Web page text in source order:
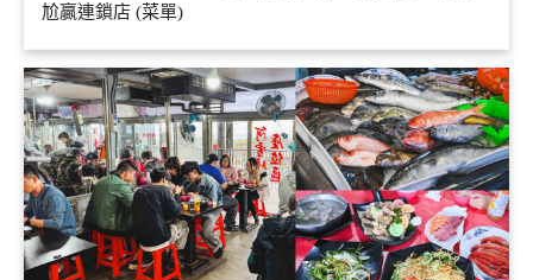
尬贏連鎖店 (菜單)